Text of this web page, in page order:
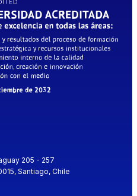
205 - 257
Santiago, Chile